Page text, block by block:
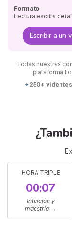
Formato
Lectura escrita
Escribir a un
Todas nuestras
plataforma
✦250+ videntes
HORA TRIPLE
00:07
Intuición y
maestría →